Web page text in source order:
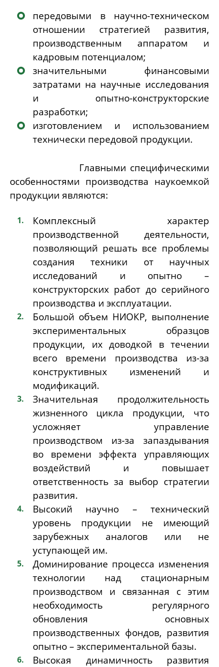
передовыми в научно-техническом
отношении стратегией развития,
производственным аппаратом и
кадровым потенциалом;
значительными финансовыми
затратами на научные исследования
и опытно-конструкторские
разработки;
изготовлением и использованием
технически передовой продукции.
Главными специфическими
особенностями производства наукоемкой
продукции являются:
Комплексный характер
производственной деятельности,
позволяющий решать все проблемы
создания техники от научных
исследований и опытно –
конструкторских работ до серийного
производства и эксплуатации.
Большой объем НИОКР, выполнение
экспериментальных образцов
продукции, их доводкой в течении
всего времени производства из-за
конструктивных изменений и
модификаций.
Значительная продолжительность
жизненного цикла продукции, что
усложняет управление
производством из-за запаздывания
во времени эффекта управляющих
воздействий и повышает
ответственность за выбор стратегии
развития.
Высокий научно – технический
уровень продукции не имеющий
зарубежных аналогов или не
уступающей им.
Доминирование процесса изменения
технологии над стационарным
производством и связанная с этим
необходимость регулярного
обновления основных
производственных фондов, развития
опытно – экспериментальной базы.
Высокая динамичность развития